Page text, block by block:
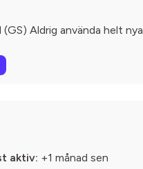
Aldrig använda helt nya
aktiv: +1 månad sen